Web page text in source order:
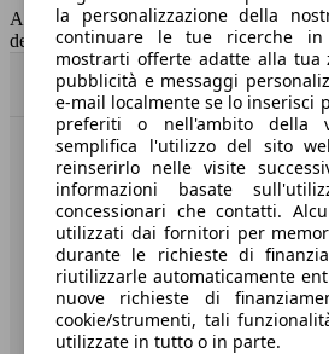
AutoScout24 non si assume alcuna
dei dati.
Benvenuti su AutoScout24, il
Società
A proposito di AutoScout24
Stampa
la personalizzazione della
continuare le tue ricerche in
mostrarti offerte adatte alla
pubblicità e messaggi
e-mail localmente se lo inserisci
preferiti o nell'ambito della
semplifica l'utilizzo del sito
reinserirlo nelle visite
informazioni basate
concessionari che contatti.
utilizzati dai fornitori per
durante le richieste di
riutilizzarle automaticamente
nuove richieste di
cookie/strumenti, tali
utilizzate in tutto o in parte.